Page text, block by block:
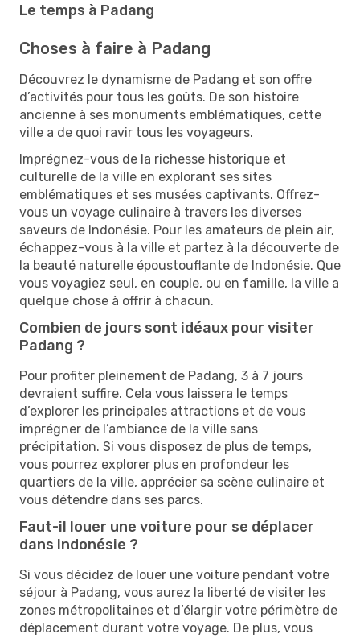
Le temps à Padang
Choses à faire à Padang
Découvrez le dynamisme de Padang et son offre
d’activités pour tous les goûts. De son histoire
ancienne à ses monuments emblématiques, cette
ville a de quoi ravir tous les voyageurs.
Imprégnez-vous de la richesse historique et
culturelle de la ville en explorant ses sites
emblématiques et ses musées captivants. Offrez-
vous un voyage culinaire à travers les diverses
saveurs de Indonésie. Pour les amateurs de plein air,
échappez-vous à la ville et partez à la découverte de
la beauté naturelle époustouflante de Indonésie. Que
vous voyagiez seul, en couple, ou en famille, la ville a
quelque chose à offrir à chacun.
Combien de jours sont idéaux pour visiter
Padang ?
Pour profiter pleinement de Padang, 3 à 7 jours
devraient suffire. Cela vous laissera le temps
d’explorer les principales attractions et de vous
imprégner de l’ambiance de la ville sans
précipitation. Si vous disposez de plus de temps,
vous pourrez explorer plus en profondeur les
quartiers de la ville, apprécier sa scène culinaire et
vous détendre dans ses parcs.
Faut-il louer une voiture pour se déplacer
dans Indonésie ?
Si vous décidez de louer une voiture pendant votre
séjour à Padang, vous aurez la liberté de visiter les
zones métropolitaines et d’élargir votre périmètre de
déplacement durant votre voyage. De plus, vous